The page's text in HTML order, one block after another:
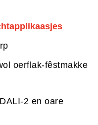
oerflak-fêstmakke
2 en oare